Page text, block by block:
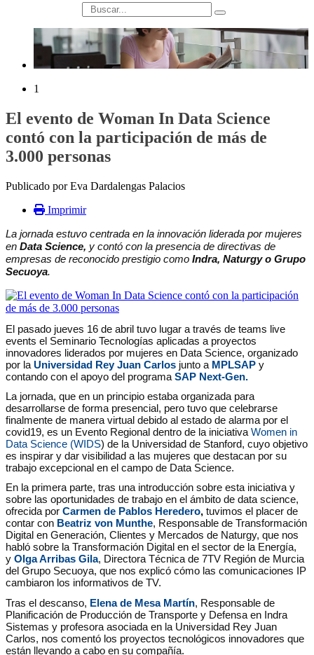
búsqueda
1
El evento de Woman In Data Science
contó con la participación de más de
3.000 personas
Publicado por Eva Dardalengas Palacios
Imprimir
La jornada estuvo centrada en la innovación liderada por mujeres
en Data Science, y contó con la presencia de directivas de
empresas de reconocido prestigio como Indra, Naturgy o Grupo
Secuoya.
El pasado jueves 16 de abril tuvo lugar a través de teams live
events el Seminario Tecnologías aplicadas a proyectos
innovadores liderados por mujeres en Data Science, organizado
por la Universidad Rey Juan Carlos junto a MPLSAP y
contando con el apoyo del programa SAP Next-Gen.
La jornada, que en un principio estaba organizada para
desarrollarse de forma presencial, pero tuvo que celebrarse
finalmente de manera virtual debido al estado de alarma por el
covid19, es un Evento Regional dentro de la iniciativa Women in
Data Science (WIDS) de la Universidad de Stanford, cuyo objetivo
es inspirar y dar visibilidad a las mujeres que destacan por su
trabajo excepcional en el campo de Data Science.
En la primera parte, tras una introducción sobre esta iniciativa y
sobre las oportunidades de trabajo en el ámbito de data science,
ofrecida por Carmen de Pablos Heredero, tuvimos el placer de
contar con Beatriz von Munthe, Responsable de Transformación
Digital en Generación, Clientes y Mercados de Naturgy, que nos
habló sobre la Transformación Digital en el sector de la Energía,
y Olga Arribas Gila, Directora Técnica de 7TV Región de Murcia
del Grupo Secuoya, que nos explicó cómo las comunicaciones IP
cambiaron los informativos de TV.
Tras el descanso, Elena de Mesa Martín, Responsable de
Planificación de Producción de Transporte y Defensa en Indra
Sistemas y profesora asociada en la Universidad Rey Juan
Carlos, nos comentó los proyectos tecnológicos innovadores que
están llevando a cabo en su compañía.